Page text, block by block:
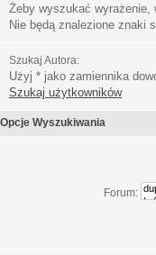
Żeby wyszukać wyrażenie,
Nie będą znalezione znaki
Szukaj Autora:
Użyj * jako zamiennika
Szukaj użytkowników
Opcje Wyszukiwania
Forum: